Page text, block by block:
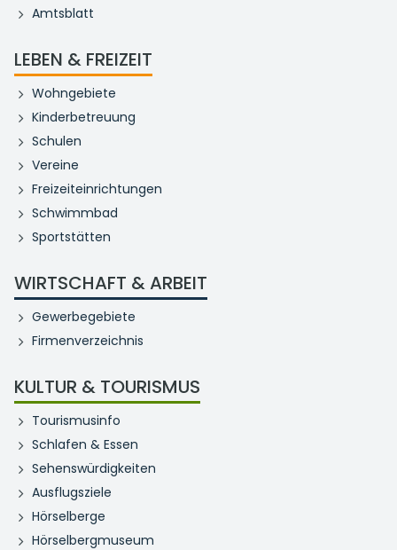
Amtsblatt
LEBEN & FREIZEIT
Wohngebiete
Kinderbetreuung
Schulen
Vereine
Freizeiteinrichtungen
Schwimmbad
Sportstätten
WIRTSCHAFT & ARBEIT
Gewerbegebiete
Firmenverzeichnis
KULTUR & TOURISMUS
Tourismusinfo
Schlafen & Essen
Sehenswürdigkeiten
Ausflugsziele
Hörselberge
Hörselbergmuseum